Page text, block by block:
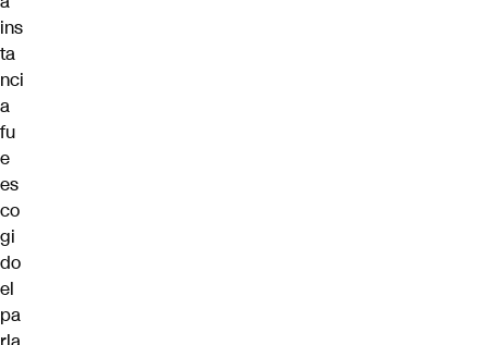
ins
ta
nci
a
fu
e
es
co
gi
do
el
pa